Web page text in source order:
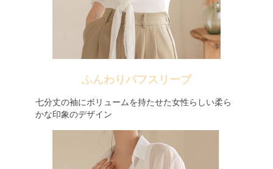
ふんわりパフスリーブ
七分丈の袖にボリュームを持たせた女性らしい柔ら
かな印象のデザイン